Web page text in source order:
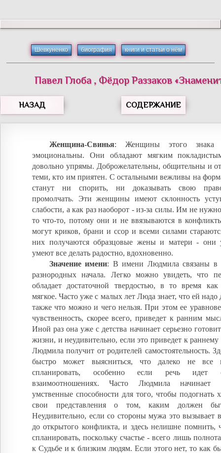
Шевкуненко биография книги и статьи о нём
Павел Глоба , Фёдор Раззаков«
НАЗАД СОДЕРЖАНИЕ
Женщина-Свинья: Женщины этого знака
эмоциональны. Они обладают мягким
довольно упрямы. Доброжелательны, общительны и
теми, кто им приятен. С остальными вежливы на
станут ни спорить, ни доказывать свою
промолчать. Эти женщины имеют склонность
слабости, а как раз наоборот - из-за силы. Им не
то что-то, потому они и не ввязываются в
могут криков, брани и ссор и всеми силами
них получаются образцовые жены и матери - они
умеют все делать радостно, вдохновенно.
Значение имени: В имени Людмила связаны в
разнородных начала. Легко можно увидеть, что
обладает достаточной твердостью, в то время
мягкое. Часто уже с малых лет Люда знает, что ей надо
также что можно и чего нельзя. При этом ее
чувственность, скорее всего, приведет к ранним
Иной раз она уже с детства начинает серьезно
жизни, и неудивительно, если это приведет к раннему
Людмила получит от родителей самостоятельность.
быстро может выясниться, что далеко не
спланировать, особенно если речь идет о
взаимоотношениях. Часто Людмила начинает
умственные способности для того, чтобы подогнать
свои представления о том, каким должен
Неудивительно, если со стороны мужа это вызывает
до открытого конфликта, и здесь нелишне помнить,
спланировать, поскольку счастье - всего лишь
к Судьбе и к близким людям. Если этого нет, то как